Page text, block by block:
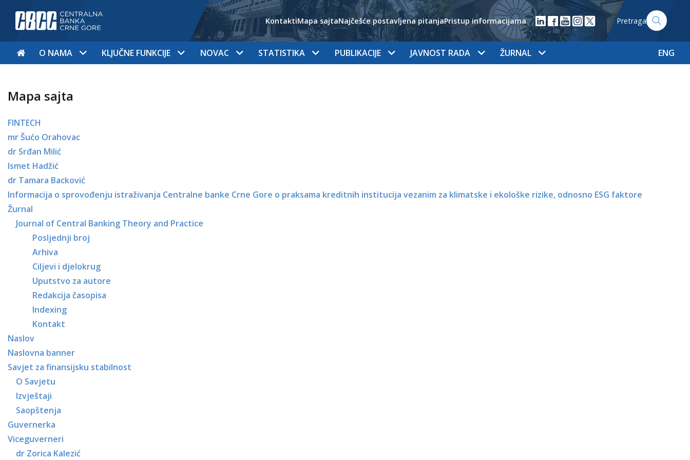
KontaktiMapa sajtaNajčešće postavljena pitanjaPristup informacijama Pretraga
O NAMA KLJUČNE FUNKCIJE NOVAC STATISTIKA PUBLIKACIJE JAVNOST RADA ŽURNAL ENG
Mapa sajta
FINTECH
mr Šućo Orahovac
dr Srđan Milić
Ismet Hadžić
dr Tamara Backović
Informacija o sprovođenju istraživanja Centralne banke Crne Gore o praksama kreditnih institucija vezanim za klimatske i ekološke rizike, odnosno ESG faktore
Žurnal
Journal of Central Banking Theory and Practice
Posljednji broj
Arhiva
Ciljevi i djelokrug
Uputstvo za autore
Redakcija časopisa
Indexing
Kontakt
Naslov
Naslovna banner
Savjet za finansijsku stabilnost
O Savjetu
Izvještaji
Saopštenja
Guvernerka
Viceguverneri
dr Zorica Kalezić